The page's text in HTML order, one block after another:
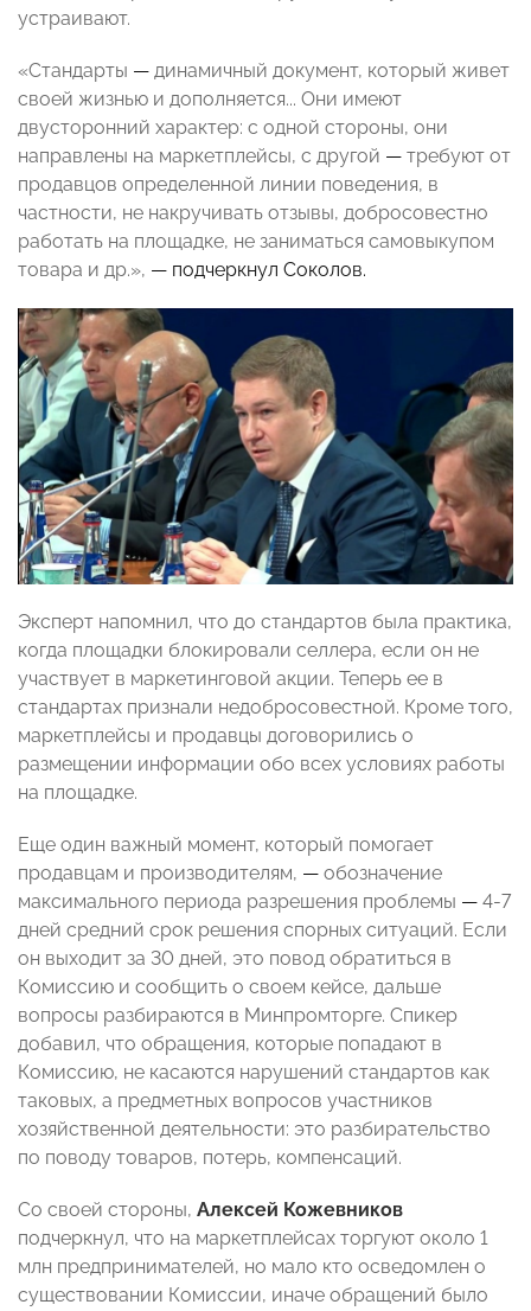
устраивают.
«Стандарты — динамичный документ, который живет
своей жизнью и дополняется... Они имеют
двусторонний характер: с одной стороны, они
направлены на маркетплейсы, с другой — требуют от
продавцов определенной линии поведения, в
частности, не накручивать отзывы, добросовестно
работать на площадке, не заниматься самовыкупом
товара и др.», — подчеркнул Соколов.
Эксперт напомнил, что до стандартов была практика,
когда площадки блокировали селлера, если он не
участвует в маркетинговой акции. Теперь ее в
стандартах признали недобросовестной. Кроме того,
маркетплейсы и продавцы договорились о
размещении информации обо всех условиях работы
на площадке.
Еще один важный момент, который помогает
продавцам и производителям, — обозначение
максимального периода разрешения проблемы — 4-7
дней средний срок решения спорных ситуаций. Если
он выходит за 30 дней, это повод обратиться в
Комиссию и сообщить о своем кейсе, дальше
вопросы разбираются в Минпромторге. Спикер
добавил, что обращения, которые попадают в
Комиссию, не касаются нарушений стандартов как
таковых, а предметных вопросов участников
хозяйственной деятельности: это разбирательство
по поводу товаров, потерь, компенсаций.
Со своей стороны, Алексей Кожевников
подчеркнул, что на маркетплейсах торгуют около 1
млн предпринимателей, но мало кто осведомлен о
существовании Комиссии, иначе обращений было